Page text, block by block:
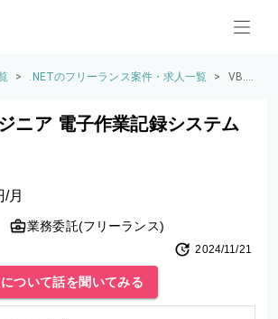
> .NETのフリーランス案件・求人一覧 >
VB.NE
ア 電
ニア 電子作業記録システム
/月
業務委託(フリーランス)
2024/11/21
ついて話を聞いてみる